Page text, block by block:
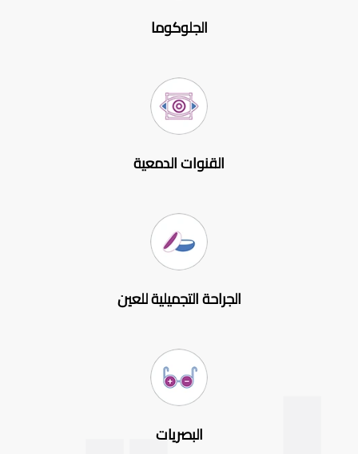
الجلوكوما
القنوات الدمعية
الجراحة التجميلية للعين
البصريات